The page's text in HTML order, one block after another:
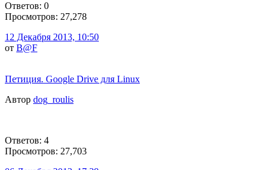
Ответов: 0
Просмотров: 27,278
12 Декабря 2013, 10:50
от B@F
Петиция. Google Drive для Linux
Автор dog_roulis
Ответов: 4
Просмотров: 27,703